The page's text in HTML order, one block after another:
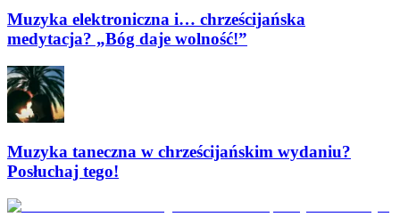
Muzyka elektroniczna i… chrześcijańska
medytacja? „Bóg daje wolność!”
Muzyka taneczna w chrześcijańskim wydaniu?
Posłuchaj tego!